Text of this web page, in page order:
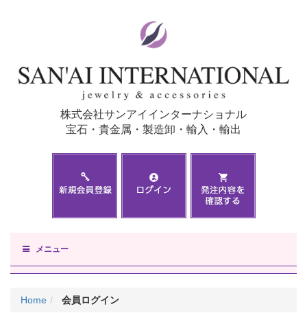
株式会社サンアイインターナショナル
宝石・貴金属・製造卸・輸入・輸出
メニュー
Home 会員ログイン